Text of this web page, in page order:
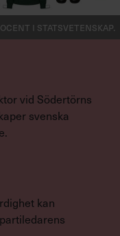
vid Södertörns
svenska
kan
i statsvetenskap.